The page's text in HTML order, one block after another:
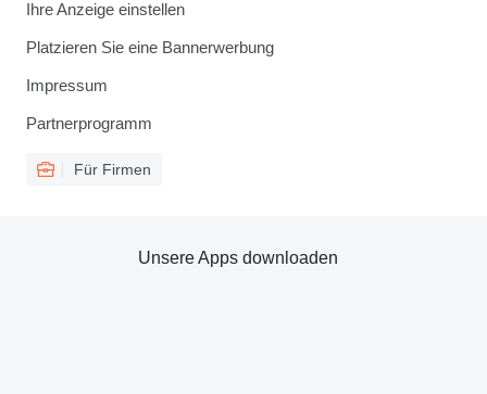
Ihre Anzeige einstellen
Platzieren Sie eine Bannerwerbung
Impressum
Partnerprogramm
Für Firmen
Unsere Apps downloaden